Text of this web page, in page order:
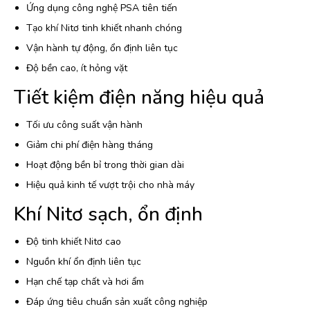
Ứng dụng công nghệ PSA tiên tiến
Tạo khí Nitơ tinh khiết nhanh chóng
Vận hành tự động, ổn định liên tục
Độ bền cao, ít hỏng vặt
Tiết kiệm điện năng hiệu quả
Tối ưu công suất vận hành
Giảm chi phí điện hàng tháng
Hoạt động bền bỉ trong thời gian dài
Hiệu quả kinh tế vượt trội cho nhà máy
Khí Nitơ sạch, ổn định
Độ tinh khiết Nitơ cao
Nguồn khí ổn định liên tục
Hạn chế tạp chất và hơi ẩm
Đáp ứng tiêu chuẩn sản xuất công nghiệp